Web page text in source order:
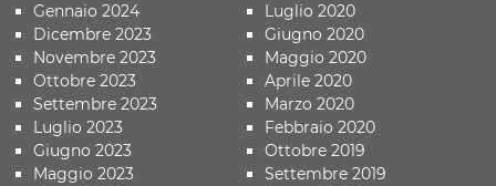
Gennaio 2024
Dicembre 2023
Novembre 2023
Ottobre 2023
Settembre 2023
Luglio 2023
Giugno 2023
Maggio 2023
Luglio 2020
Giugno 2020
Maggio 2020
Aprile 2020
Marzo 2020
Febbraio 2020
Ottobre 2019
Settembre 2019